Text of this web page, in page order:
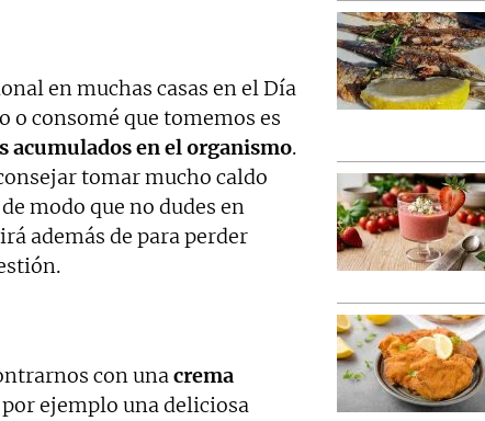
en muchas casas en el Día
o consomé que tomemos es
en el organismo.
tomar mucho caldo
modo que no dudes en
además de para perder
con unacrema
ejemplo una deliciosa